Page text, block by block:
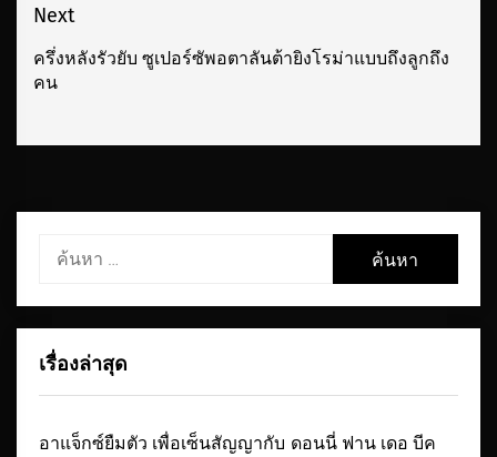
Next
Next
post:
ครึ่งหลังรัวยับ ซูเปอร์ซัพอตาลันต้ายิงโรม่าแบบถึงลูกถึง
คน
ค้นหา
เรื่องล่าสุด
อาแจ็กซ์ยืมตัว เพื่อเซ็นสัญญากับ ดอนนี่ ฟาน เดอ บีค